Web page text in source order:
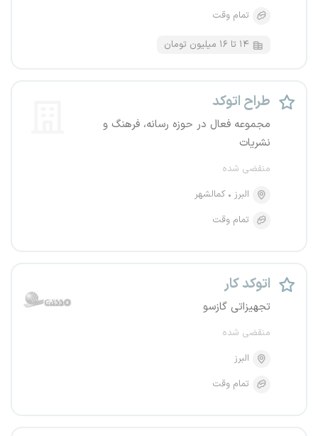
تمام وقت
۱۴ تا ۱۶ میلیون تومان
طراح اتوکد
مجموعه فعال در حوزه رسانه، فرهنگ و
نشریات
منقضی شده
البرز
کمالشهر
تمام وقت
اتوکد کار
تجهیزاتی گازسو
منقضی شده
البرز
تمام وقت